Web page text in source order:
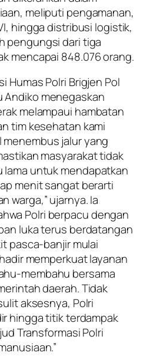
meliputi pengamanan,
hingga distribusi logistik,
pengungsi dari tiga
mencapai 848.076 orang.
Humas Polri Brigjen Pol
Andiko menegaskan
melampaui hambatan
tim kesehatan kami
jalur yang
masyarakat tidak
untuk mendapatkan
menit sangat berarti
warga,” ujarnya. Ia
Polri berpacu dengan
luka terus berdatangan
pasca-banjir mulai
memperkuat layanan
membahu bersama
daerah. Tidak
aksesnya, Polri
hingga titik terdampak
Transformasi Polri